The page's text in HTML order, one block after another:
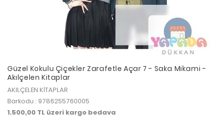
Güzel Kokulu Çiçekler Zarafetle Açar 7 - Saka Mikami -
Akılçelen Kitaplar
AKILÇELEN KİTAPLAR
Barkodu : 9786255760005
1.500,00 TL üzeri kargo bedava